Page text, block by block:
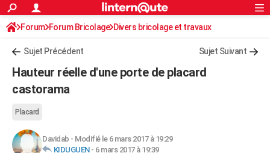
ACTUALITÉS
Politique
Société
Faits Divers
Education
Monde
Villes
+
Programme TV
Streaming
Sorties cinéma
Musique
FINANCE
Retraite
Impôts
Epargne
Immobilier
Risques naturels par ville
Banque
Assurance
Crédit
AUTO
Essais
Réserver un essai
Citadines
Berlines
SUV
Forum auto
HIGH-TECH
Rechercher
S'inscrire
Connexion
Forum Forum Bricolage Divers bricolage et travaux
Sujet Précédent Sujet Suivant
Hauteur réelle d'une porte de placard
castorama
Placard
Davidab - Modifié le 6 mars 2017 à 19:29
KIDUGUEN- 6 mars 2017 à 19:39